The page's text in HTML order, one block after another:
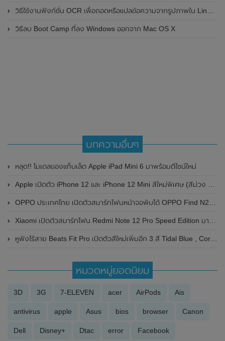
วิธีใช้งานฟังก์ชั่น OCR เพื่อถอดหรือแปลข้อความจากรูปภาพใน Line PC
วิธีลบ Boot Camp ที่ลง Windows ออกจาก Mac OS X
บทความอื่นๆ
หลุด!! โมเดลของแท็บเล็ต Apple iPad Mini 6 มาพร้อมดีไซน์ใหม่
Apple เปิดตัว iPhone 12 และ iPhone 12 Mini สีใหม่พิเศษ (สีม่วง Purple) เริ่มเปิดให้สั่งซื้อล่วงหน้าแล้ว
OPPO ประเทศไทย เปิดตัวสมาร์ทโฟนหน้าจอพับได้ OPPO Find N2 Flip อย่างเป็นทางการแล้ว ในราคาเริ่มต้นที่ 29,990 บาท
Xiaomi เปิดตัวสมาร์ทโฟน Redmi Note 12 Pro Speed ​​Edition มาพร้อมชิปเซ็ต Qualcomm Snapdragon 778G , หน้าจอแสดงผล OLED , กล้องหลัง 108MP และแบตเตอรี่สุดอึด 5000mAh
หูฟังไร้สาย Beats Fit Pro เปิดตัวสีใหม่เพิ่มอีก 3 สี Tidal Blue , Coral Pink และ Volt Yellow
หมวดหมู่ยอดนิยม
3D 3G 7-ELEVEN acer AirPods Ais
antivirus apple Asus bios browser Canon
Dell Disney+ Dtac error Facebook